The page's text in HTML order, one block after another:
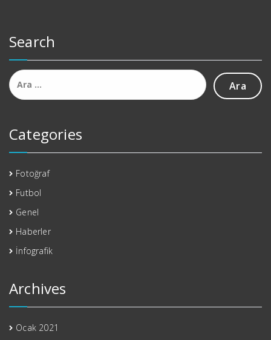
Search
Arama:
Categories
Fotoğraf
Futbol
Genel
Haberler
İnfografik
Archives
Ocak 2021